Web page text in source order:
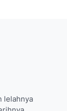
lelahnya